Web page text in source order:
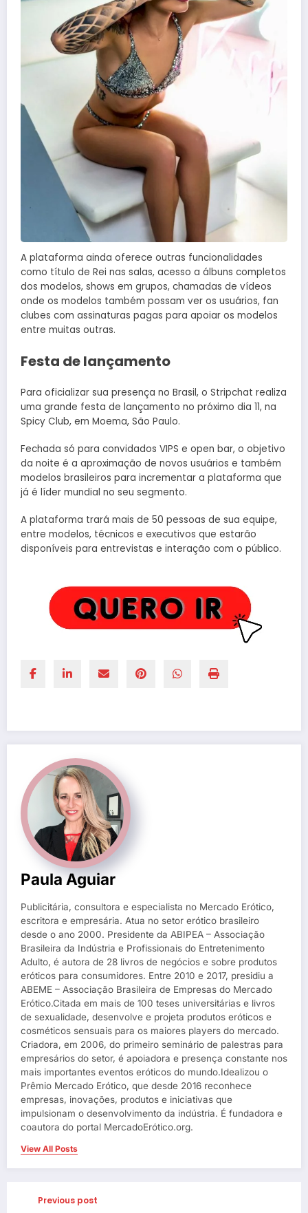
A plataforma ainda oferece outras funcionalidades
como título de Rei nas salas, acesso a álbuns completos
dos modelos, shows em grupos, chamadas de vídeos
onde os modelos também possam ver os usuários, fan
clubes com assinaturas pagas para apoiar os modelos
entre muitas outras.
Festa de lançamento
Para oficializar sua presença no Brasil, o Stripchat realiza
uma grande festa de lançamento no próximo dia 11, na
Spicy Club, em Moema, São Paulo.
Fechada só para convidados VIPS e open bar, o objetivo
da noite é a aproximação de novos usuários e também
modelos brasileiros para incrementar a plataforma que
já é líder mundial no seu segmento.
A plataforma trará mais de 50 pessoas de sua equipe,
entre modelos, técnicos e executivos que estarão
disponíveis para entrevistas e interação com o público.
Paula Aguiar
Publicitária, consultora e especialista no Mercado Erótico,
escritora e empresária. Atua no setor erótico brasileiro
desde o ano 2000. Presidente da ABIPEA – Associação
Brasileira da Indústria e Profissionais do Entretenimento
Adulto, é autora de 28 livros de negócios e sobre produtos
eróticos para consumidores. Entre 2010 e 2017, presidiu a
ABEME – Associação Brasileira de Empresas do Mercado
Erótico.Citada em mais de 100 teses universitárias e livros
de sexualidade, desenvolve e projeta produtos eróticos e
cosméticos sensuais para os maiores players do mercado.
Criadora, em 2006, do primeiro seminário de palestras para
empresários do setor, é apoiadora e presença constante nos
mais importantes eventos eróticos do mundo.Idealizou o
Prêmio Mercado Erótico, que desde 2016 reconhece
empresas, inovações, produtos e iniciativas que
impulsionam o desenvolvimento da indústria. É fundadora e
coautora do portal MercadoErótico.org.
View All Posts
Previous post